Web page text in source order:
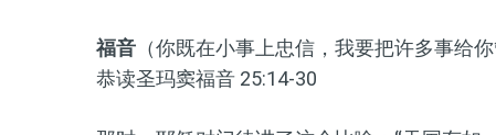
福音 （你既在小事上忠信，我要把许多事给
恭读圣玛窦福音 25:14-30